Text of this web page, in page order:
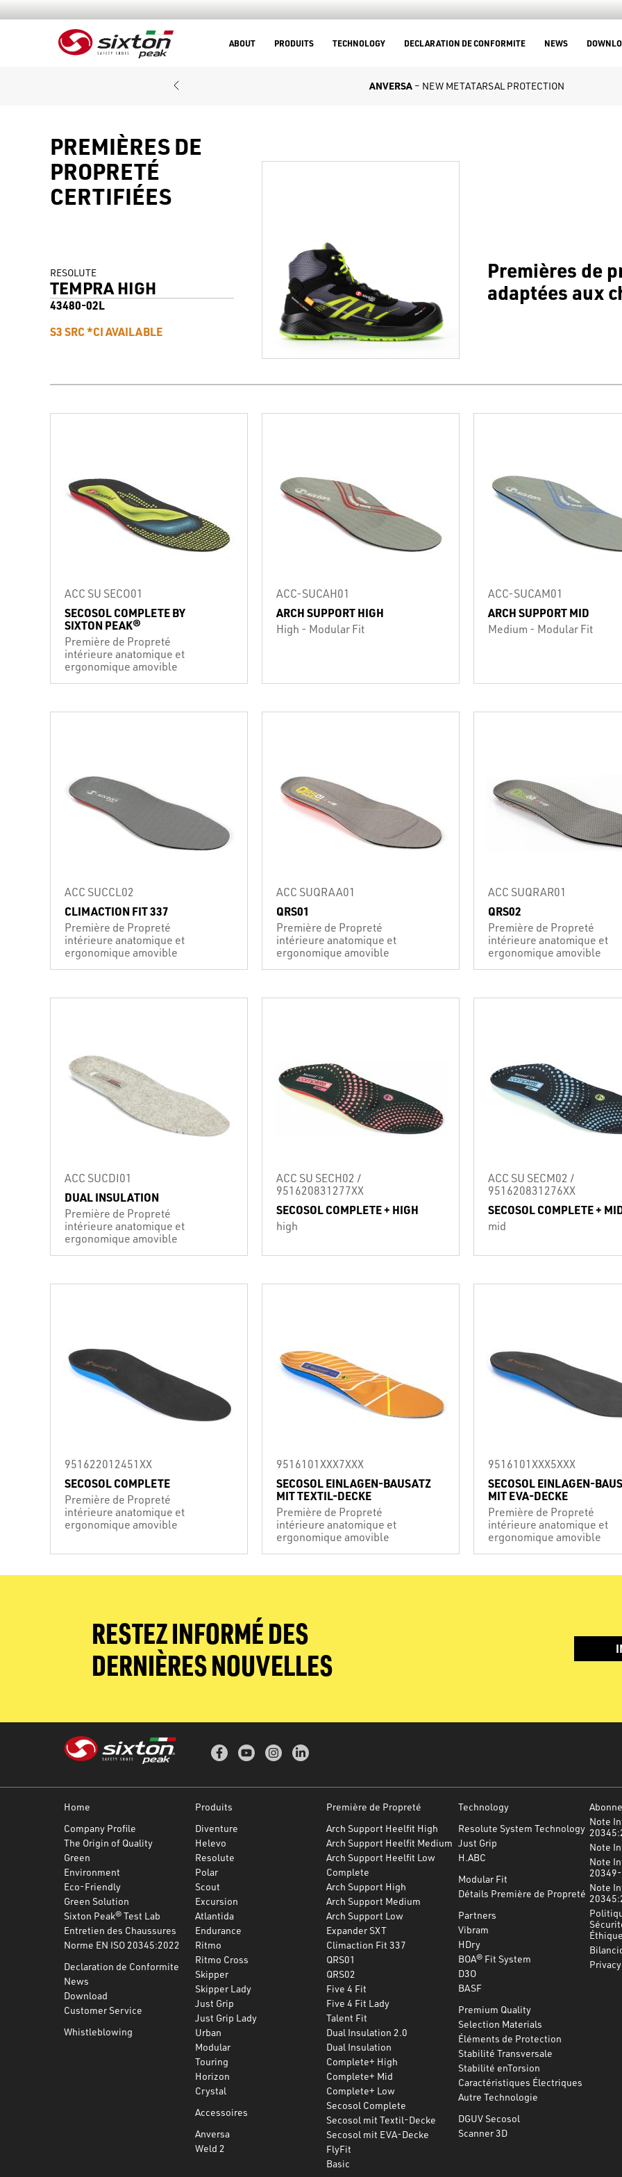
ABOUT PRODUITS TECHNOLOGY DECLARATION DE CONFORMITE NEWS
ANVERSA – NEW METATARSAL PROTECTION
PREMIÈRES DE
PROPRETÉ
CERTIFIÉES
RESOLUTE
TEMPRA HIGH
43480-02L
S3 SRC *CI AVAILABLE
Premières de
adaptées aux
ACC SU SECO01
SECOSOL COMPLETE BY
SIXTON PEAK®
Première de Propreté
intérieure anatomique et
ergonomique amovible
ACC-SUCAH01
ARCH SUPPORT HIGH
High - Modular Fit
ACC-SUCAM01
ARCH SUPPORT MID
Medium - Modular Fit
ACC SUCCL02
CLIMACTION FIT 337
Première de Propreté
intérieure anatomique et
ergonomique amovible
ACC SUQRAA01
QRS01
Première de Propreté
intérieure anatomique et
ergonomique amovible
ACC SUQRAR01
QRS02
Première de Propreté
intérieure anatomique et
ergonomique amovible
ACC SUCDI01
DUAL INSULATION
Première de Propreté
intérieure anatomique et
ergonomique amovible
ACC SU SECH02 /
951620831277XX
SECOSOL COMPLETE + HIGH
high
ACC SU SECM02 /
951620831276XX
SECOSOL COMPLETE +
mid
951622012451XX
SECOSOL COMPLETE
Première de Propreté
intérieure anatomique et
ergonomique amovible
9516101XXX7XXX
SECOSOL EINLAGEN-BAUSATZ
MIT TEXTIL-DECKE
Première de Propreté
intérieure anatomique et
ergonomique amovible
9516101XXX5XXX
SECOSOL EINLAGEN-
MIT EVA-DECKE
Première de Propreté
intérieure anatomique et
ergonomique amovible
RESTEZ INFORMÉ DES
DERNIÈRES NOUVELLES
Home
Company Profile
The Origin of Quality
Green
Environment
Eco-Friendly
Green Solution
Sixton Peak® Test Lab
Entretien des Chaussures
Norme EN ISO 20345:2022
Declaration de Conformite
News
Download
Customer Service
Whistleblowing
Produits
Diventure
Helevo
Resolute
Polar
Scout
Excursion
Atlantida
Endurance
Ritmo
Ritmo Cross
Skipper
Skipper Lady
Just Grip
Just Grip Lady
Urban
Modular
Touring
Horizon
Crystal
Accessoires
Anversa
Weld 2
Première de Propreté
Arch Support Heelfit High
Arch Support Heelfit Medium
Arch Support Heelfit Low
Complete
Arch Support High
Arch Support Medium
Arch Support Low
Expander SXT
Climaction Fit 337
QRS01
QRS02
Five 4 Fit
Five 4 Fit Lady
Talent Fit
Dual Insulation 2.0
Dual Insulation
Complete+ High
Complete+ Mid
Complete+ Low
Secosol Complete
Secosol mit Textil-Decke
Secosol mit EVA-Decke
FlyFit
Basic
Technology
Resolute System Technology
Just Grip
H.ABC
Modular Fit
Détails Première de Propreté
Partners
Vibram
HDry
BOA® Fit System
D3O
BASF
Premium Quality
Selection Materials
Éléments de Protection
Stabilité Transversale
Stabilité enTorsion
Caractéristiques Électriques
Autre Technologie
DGUV Secosol
Scanner 3D
Note
Note
Note
Note
Privacy